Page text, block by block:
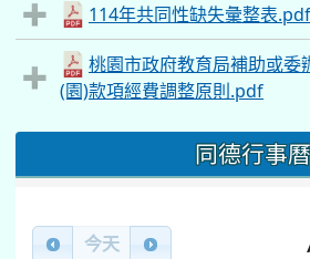
114年共同性缺失彙整表.pdf
桃園市政府教育局補助或委
(園)款項經費調整原則.pdf
同德行事曆
今天